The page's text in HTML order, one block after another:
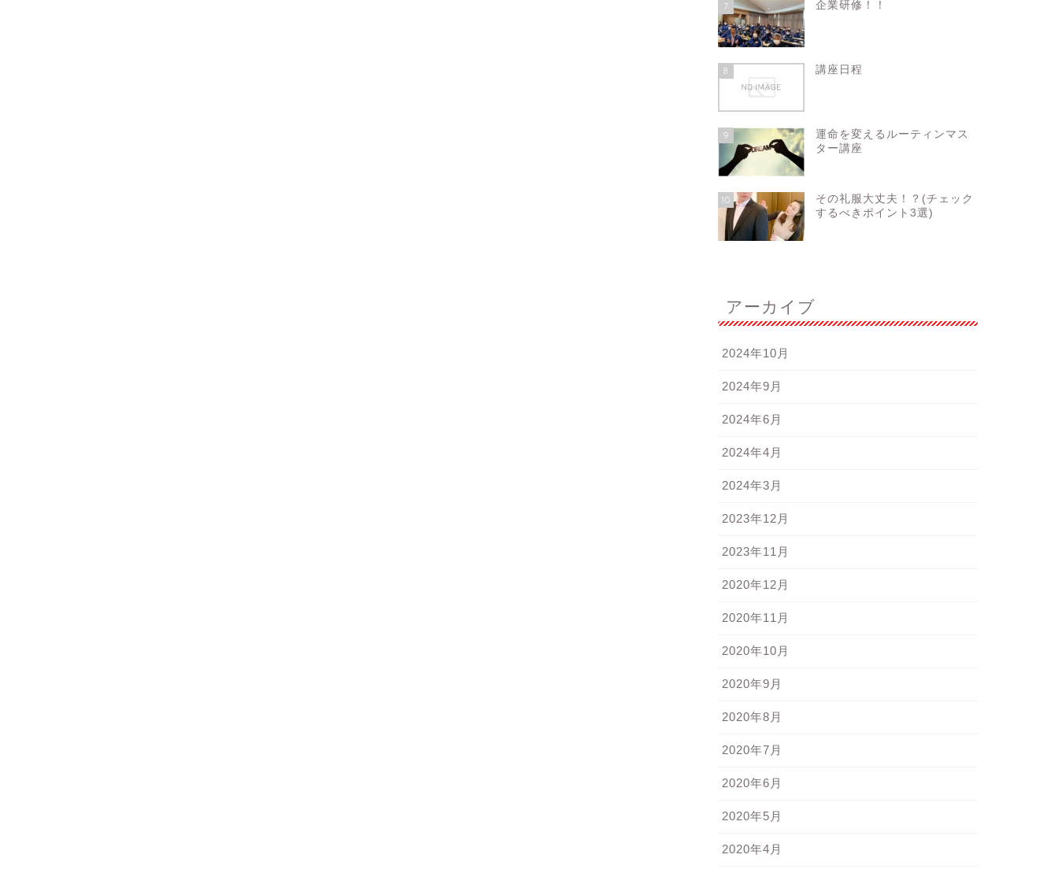
7 企業研修！！
8 講座日程
9
運命を変えるルーティンマス
ター講座
10
その礼服大丈夫！？(チェック
するべきポイント3選)
アーカイブ
2024年10月
2024年9月
2024年6月
2024年4月
2024年3月
2023年12月
2023年11月
2020年12月
2020年11月
2020年10月
2020年9月
2020年8月
2020年7月
2020年6月
2020年5月
2020年4月